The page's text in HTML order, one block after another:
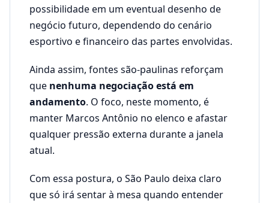
possibilidade em um eventual desenho de
negócio futuro, dependendo do cenário
esportivo e financeiro das partes envolvidas.
Ainda assim, fontes são-paulinas reforçam
que nenhuma negociação está em
andamento. O foco, neste momento, é
manter Marcos Antônio no elenco e afastar
qualquer pressão externa durante a janela
atual.
Com essa postura, o São Paulo deixa claro
que só irá sentar à mesa quando entender